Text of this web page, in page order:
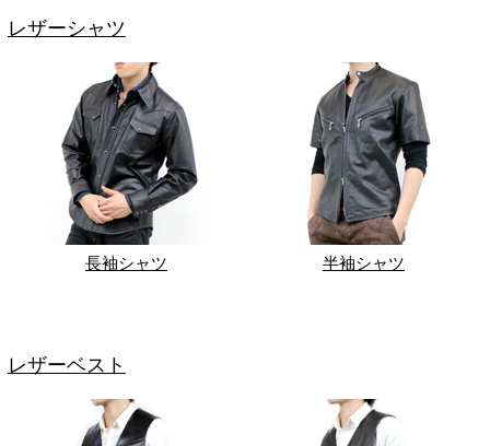
レザーシャツ
長袖シャツ 半袖シャツ
レザーベスト